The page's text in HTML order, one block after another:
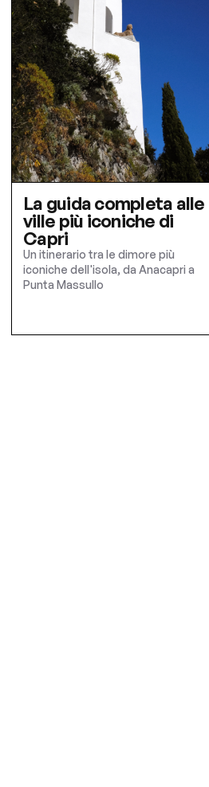
La guida completa alle
ville più iconiche di
Capri
Un itinerario tra le dimore più
iconiche dell'isola, da Anacapri a
Punta Massullo